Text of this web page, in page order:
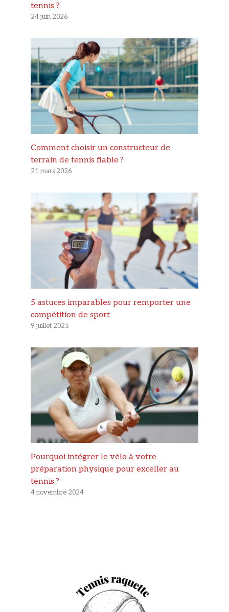
tennis ?
24 juin 2026
Comment choisir un constructeur de
terrain de tennis fiable ?
21 mars 2026
5 astuces imparables pour remporter une
compétition de sport
9 juillet 2025
Pourquoi intégrer le vélo à votre
préparation physique pour exceller au
tennis ?
4 novembre 2024